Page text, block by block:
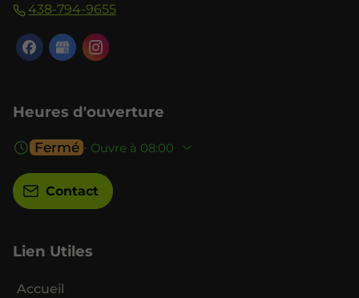
438-794-9655
Heures d'ouverture
Fermé ⋅ Ouvre à 08:00
Contact
Lien Utiles
Accueil